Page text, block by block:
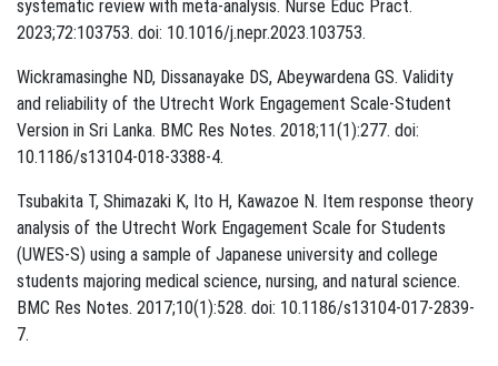
systematic review with meta-analysis. Nurse Educ Pract.
2023;72:103753. doi: 10.1016/j.nepr.2023.103753.
Wickramasinghe ND, Dissanayake DS, Abeywardena GS. Validity
and reliability of the Utrecht Work Engagement Scale-Student
Version in Sri Lanka. BMC Res Notes. 2018;11(1):277. doi:
10.1186/s13104-018-3388-4.
Tsubakita T, Shimazaki K, Ito H, Kawazoe N. Item response theory
analysis of the Utrecht Work Engagement Scale for Students
(UWES-S) using a sample of Japanese university and college
students majoring medical science, nursing, and natural science.
BMC Res Notes. 2017;10(1):528. doi: 10.1186/s13104-017-2839-
7.